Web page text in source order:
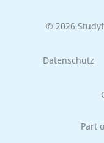
© 2026
Datenschutz
Part